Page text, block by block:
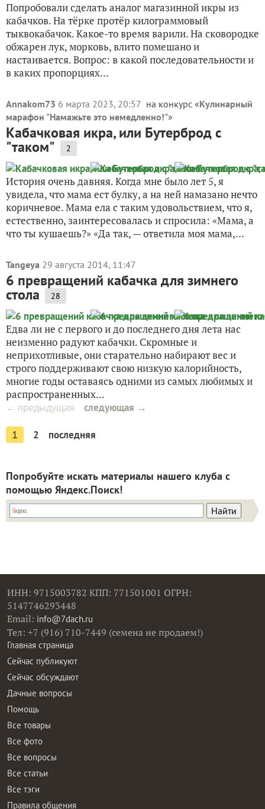
Попробовали сделать аналог магазинной икры из
кабачков. На тёрке протёр килограммовый
тыквокабачок. Какое-то время варили. На сковородке
обжарен лук, морковь, влито помешано и
настаивается. Вопрос: в какой последовательности и
в каких пропорциях...
Annakom73 6 марта 2023, 20:57 на конкурс «Кулинарный
марафон "Намажьте это немедленно!"»
Кабачковая икра, или Бутерброд с
"таком" 2
История очень давняя. Когда мне было лет 5, я
увидела, что мама ест булку, а на ней намазано нечто
коричневое. Мама ела с таким удовольствием, что я,
естественно, заинтересовалась и спросила: «Мама, а
что ты кушаешь?» «Да так, — ответила моя мама,...
Tangeya 29 августа 2014, 11:47
6 превращений кабачка для зимнего
стола 28
Едва ли не с первого и до последнего дня лета нас
неизменно радуют кабачки. Скромные и
неприхотливые, они старательно набирают вес и
строго поддерживают свою низкую калорийность,
многие годы оставаясь одними из самых любимых и
распространенных...
← предыдущая следующая →
1 2 последняя
Попробуйте искать материалы нашего клуба с
помощью Яндекс.Поиск!
ИНН: 9715003782 КПП: 771501001 ОГРН:
5147746293448
Email: info@7dach.ru
Тел: +7 (916) 710-7449 (семена не продаем!)
Главная страница
Сейчас публикуют
Сейчас обсуждают
Дачные вопросы
Помощь
Все товары
Все фото
Все вопросы
Все статьи
Все тэги
Правила общения